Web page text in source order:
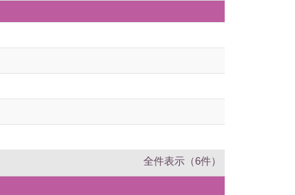
全件表示（6件）